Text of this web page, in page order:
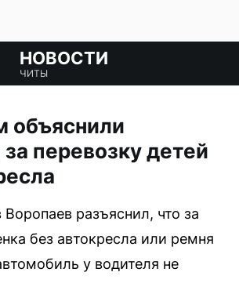
НОВОСТИ
ЧИТЫ
объяснили
за перевозку детей
разъяснил, что за
без автокресла или ремня
у водителя не